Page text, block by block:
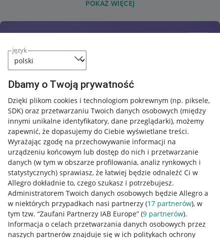
język
Dbamy o Twoją prywatność
Dzięki plikom cookies i technologiom pokrewnym (np. piksele,
SDK) oraz przetwarzaniu Twoich danych osobowych (między
innymi unikalne identyfikatory, dane przeglądarki), możemy
zapewnić, że dopasujemy do Ciebie wyświetlane treści.
Wyrażając zgodę na przechowywanie informacji na
urządzeniu końcowym lub dostęp do nich i przetwarzanie
danych (w tym w obszarze profilowania, analiz rynkowych i
statystycznych) sprawiasz, że łatwiej będzie odnaleźć Ci w
Allegro dokładnie to, czego szukasz i potrzebujesz.
Administratorem Twoich danych osobowych będzie Allegro a
w niektórych przypadkach nasi partnerzy (17 partnerów), w
tym tzw. “Zaufani Partnerzy IAB Europe” (9 partnerów).
Informacja o celach przetwarzania danych osobowych przez
naszych partnerów znajduje się w ich politykach ochrony
POKAŻ WIĘCEJ
Przydatne informacje